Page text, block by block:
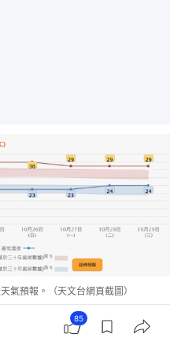
氣預報。（天文台網頁截圖）
消散，天文台預測本周
85